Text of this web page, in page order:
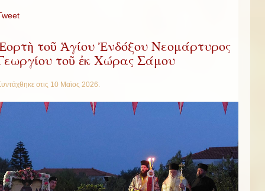
τοῦ Ἁγίου Ἐνδόξου Νεομάρτυρος
τοῦ ἐκ Χώρας Σάμου
στις 10 Μαϊος 2026.